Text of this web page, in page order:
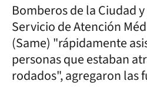
Bomberos de la Ciudad
Servicio de Atención
(Same) "rápidamente
personas que estaban
rodados", agregaron las